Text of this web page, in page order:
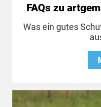
FAQs zu
Was ein gutes